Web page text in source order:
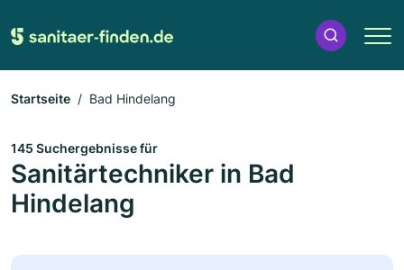
Startseite Bad Hindelang
145 Suchergebnisse für
Sanitärtechniker in Bad
Hindelang